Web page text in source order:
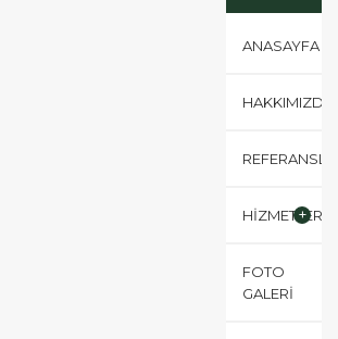
ANASAYFA
HAKKIMIZDA
FOTO
GALERİ